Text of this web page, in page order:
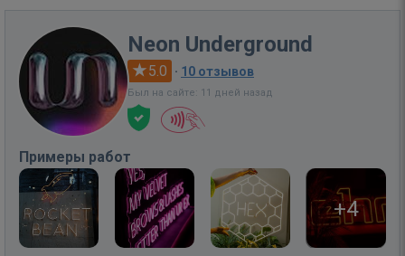
Neon Underground
5.0 · 10 отзывов
Был на сайте: 11 дней назад
Примеры работ
+4